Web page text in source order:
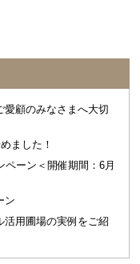
愛顧のみなさまへ大切
ました！
ペーン＜開催期間：6月
ン
活用圃場の実例をご紹